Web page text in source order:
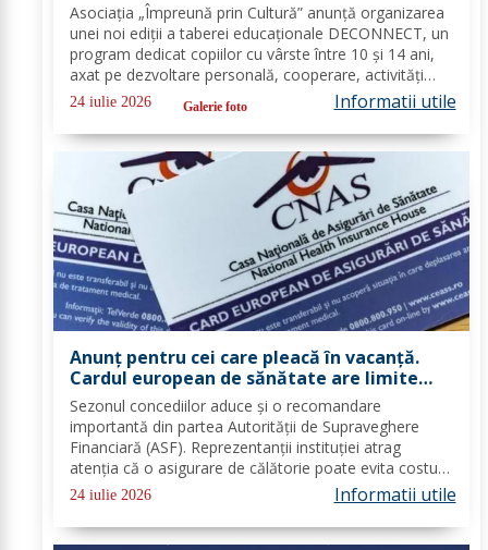
Asociația „Împreună prin Cultură” anunță organizarea
unei noi ediții a taberei educaționale DECONNECT, un
program dedicat copiilor cu vârste între 10 și 14 ani,
axat pe dezvoltare personală, cooperare, activități
outdoor și deconectare totală de la telefon. O tabără
cu sens, nu doar o vacanță!...
24 iulie 2026 Galerie foto Informatii utile
Anunț pentru cei care pleacă în vacanță.
Cardul european de sănătate are limite
importante. Greșeala care te poate costa
mii de euro
Sezonul concediilor aduce și o recomandare
importantă din partea Autorității de Supraveghere
Financiară (ASF). Reprezentanții instituției atrag
atenția că o asigurare de călătorie poate evita costuri
uriașe în cazul unor probleme medicale, al anulării
24 iulie 2026 Informatii utile